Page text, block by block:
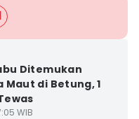
Ditemukan
Maut di Betung, 1
WIB